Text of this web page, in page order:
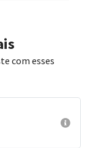
com esses